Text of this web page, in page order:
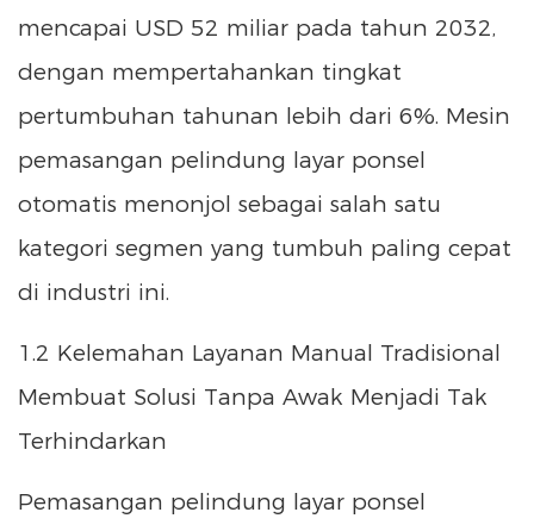
mencapai USD 52 miliar pada tahun 2032,
dengan mempertahankan tingkat
pertumbuhan tahunan lebih dari 6%. Mesin
pemasangan pelindung layar ponsel
otomatis menonjol sebagai salah satu
kategori segmen yang tumbuh paling cepat
di industri ini.
1.2 Kelemahan Layanan Manual Tradisional
Membuat Solusi Tanpa Awak Menjadi Tak
Terhindarkan
Pemasangan pelindung layar ponsel